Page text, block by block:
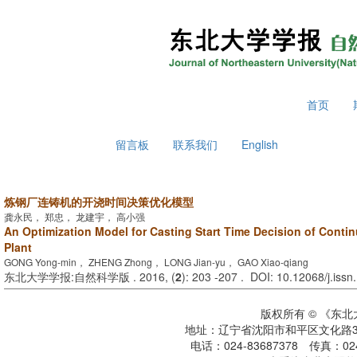
首页
留言板 联系我们 English
炼钢厂连铸机的开浇时间决策优化模型
龚永民， 郑忠， 龙建宇， 高小强
An Optimization Model for Casting Start Time Decision of
Plant
GONG Yong-min， ZHENG Zhong， LONG Jian-yu， GAO Xiao-qiang
东北大学学报:自然科学版 . 2016, (2): 203 -207 . DOI: 10.12068/
版权所有 © 《东北
地址：辽宁省沈阳市和平区文化
电话：024-83687378 传真：